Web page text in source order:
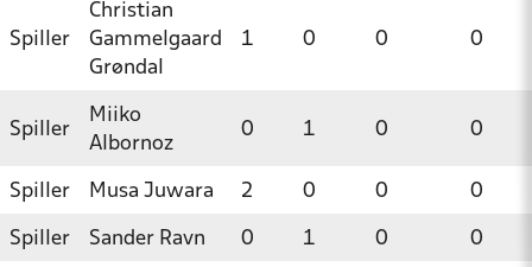
Spiller
Christian
Gammelgaard
Grøndal
1 0 0 0
Spiller
Miiko
Albornoz
0 1 0 0
Spiller Musa Juwara 2 0 0 0
Spiller Sander Ravn 0 1 0 0